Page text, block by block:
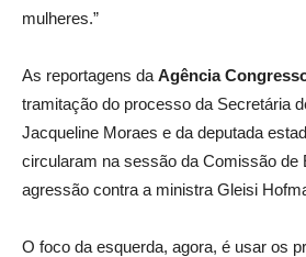
mulheres.”
As reportagens da Agência
tramitação do processo da Secretária
Jacqueline Moraes e da deputada
circularam na sessão da Comissão de
agressão contra a ministra Gleisi
O foco da esquerda, agora, é usar os